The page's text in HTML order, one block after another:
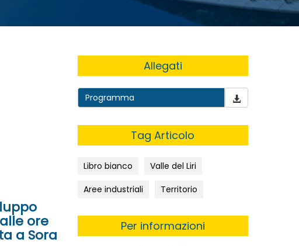
ore
a Sora
Allegati
Programma
Tag Articolo
Libro bianco
Valle del Liri
Aree industriali
Territorio
Per informazioni